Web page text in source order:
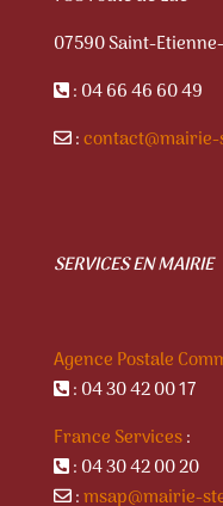
07590 Saint-
: 04 66 46 60 49
:
SERVICES EN MAIRIE
Agence Postale
: 04 30 42 00 17
France Services:
: 04 30 42 00 20
:msap@mairie-